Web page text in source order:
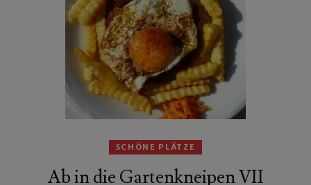
SCHÖNE PLÄTZE
Ab in die Gartenkneipen VII